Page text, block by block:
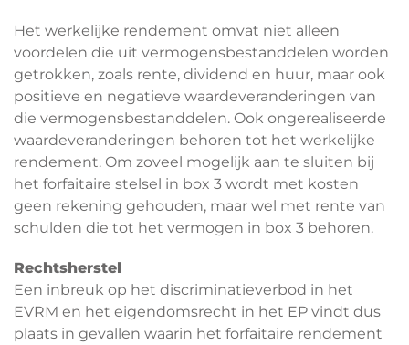
Het werkelijke rendement omvat niet alleen
voordelen die uit vermogensbestanddelen worden
getrokken, zoals rente, dividend en huur, maar ook
positieve en negatieve waardeveranderingen van
die vermogensbestanddelen. Ook ongerealiseerde
waardeveranderingen behoren tot het werkelijke
rendement. Om zoveel mogelijk aan te sluiten bij
het forfaitaire stelsel in box 3 wordt met kosten
geen rekening gehouden, maar wel met rente van
schulden die tot het vermogen in box 3 behoren.
Rechtsherstel
Een inbreuk op het discriminatieverbod in het
EVRM en het eigendomsrecht in het EP vindt dus
plaats in gevallen waarin het forfaitaire rendement